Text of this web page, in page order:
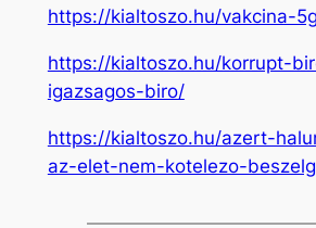
https://kialtoszo.hu/vakcina-
https://kialtoszo.hu/korrupt-
igazsagos-biro/
https://kialtoszo.hu/azert-
az-elet-nem-kotelezo-